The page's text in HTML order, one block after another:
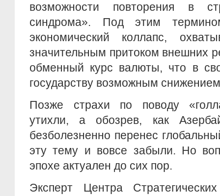
возможности повторения в
синдрома». Под этим
экономический коллапс,
значительным притоком внешних
обменный курс валюты, что в
государству возможным
Позже страхи по поводу
утихли, а обозрев, как
безболезненно перенес
эту тему и вовсе забыли. Но
эпохе актуален до сих пор.
Эксперт Центра